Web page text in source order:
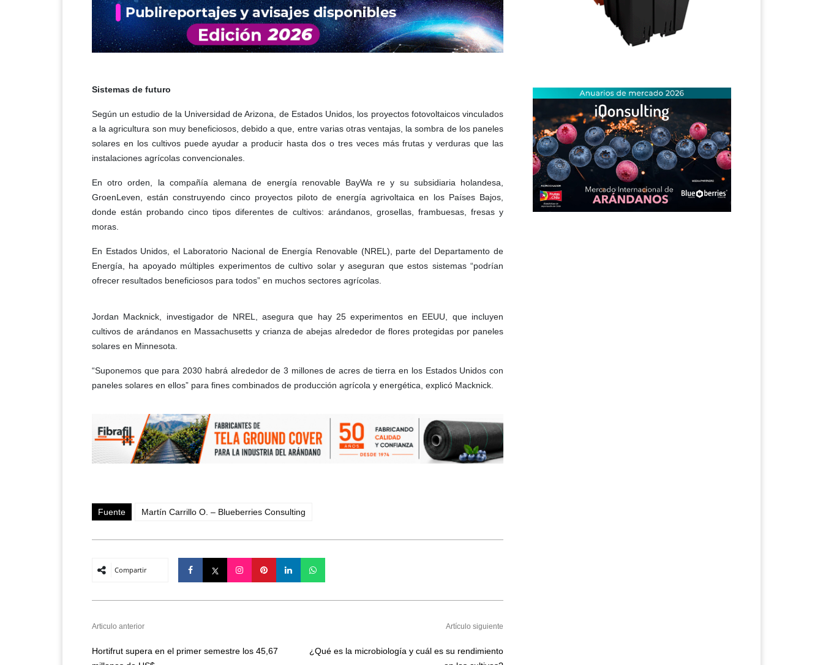
Sistemas de futuro
Según un estudio de la Universidad de Arizona, de Estados Unidos, los proyectos fotovoltaicos vinculados
a la agricultura son muy beneficiosos, debido a que, entre varias otras ventajas, la sombra de los paneles
solares en los cultivos puede ayudar a producir hasta dos o tres veces más frutas y verduras que las
instalaciones agrícolas convencionales.
En otro orden, la compañía alemana de energía renovable BayWa re y su subsidiaria holandesa,
GroenLeven, están construyendo cinco proyectos piloto de energía agrivoltaica en los Países Bajos,
donde están probando cinco tipos diferentes de cultivos: arándanos, grosellas, frambuesas, fresas y
moras.
En Estados Unidos, el Laboratorio Nacional de Energía Renovable (NREL), parte del Departamento de
Energía, ha apoyado múltiples experimentos de cultivo solar y aseguran que estos sistemas “podrían
ofrecer resultados beneficiosos para todos” en muchos sectores agrícolas.
Jordan Macknick, investigador de NREL, asegura que hay 25 experimentos en EEUU, que incluyen
cultivos de arándanos en Massachusetts y crianza de abejas alrededor de flores protegidas por paneles
solares en Minnesota.
“Suponemos que para 2030 habrá alrededor de 3 millones de acres de tierra en los Estados Unidos con
paneles solares en ellos” para fines combinados de producción agrícola y energética, explicó Macknick.
Fuente Martín Carrillo O. – Blueberries Consulting
Compartir
Articulo anterior
Hortifrut supera en el primer semestre los 45,67
Artículo siguiente
¿Qué es la microbiología y cuál es su rendimiento